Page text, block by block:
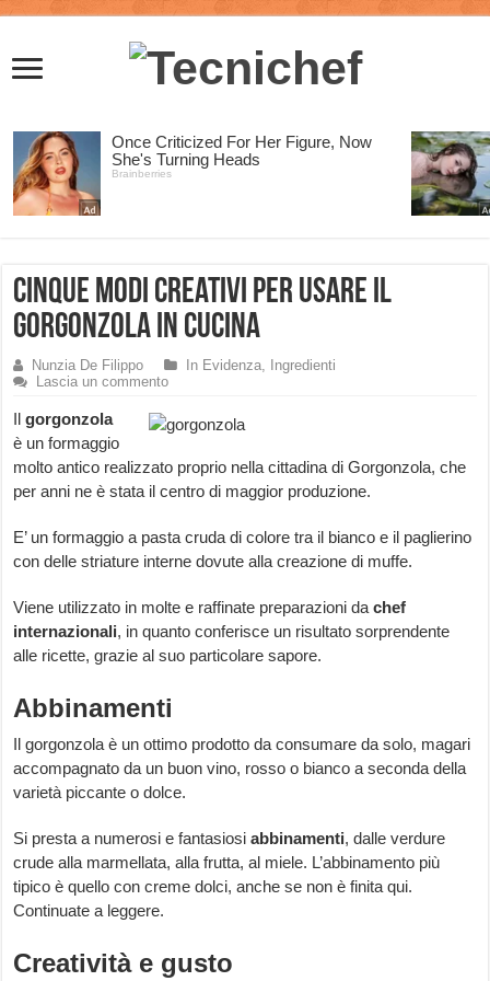
Cinque modi creativi per usare il
gorgonzola in cucina
Nunzia De Filippo In Evidenza,
Ingredienti
Lascia un commento
Ilgorgonzola
è un formaggio
molto antico realizzato proprio nella cittadina di Gorgonzola, che
per anni ne è stata il centro di maggior produzione.
E’ un formaggio a pasta cruda di colore tra il bianco e il paglierino
con delle striature interne dovute alla creazione di muffe.
Viene utilizzato in molte e raffinate preparazioni dachef
internazionali, in quanto conferisce un risultato sorprendente
alle ricette, grazie al suo particolare sapore.
Abbinamenti
Il gorgonzola è un ottimo prodotto da consumare da solo, magari
accompagnato da un buon vino, rosso o bianco a seconda della
varietà piccante o dolce.
Si presta a numerosi e fantasiosiabbinamenti, dalle verdure
crude alla marmellata, alla frutta, al miele. L’abbinamento più
tipico è quello con creme dolci, anche se non è finita qui.
Continuate a leggere.
Creatività e gusto